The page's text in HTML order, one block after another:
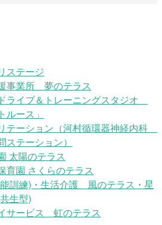
ステージ
事業所 夢のテラス
ライブ＆トレーニングスタジオ
ルース」
テーション（河村循環器神経内科
ステーション）
太陽のテラス
育園 さくらのテラス
訓練)・生活介護 風のテラス・星
生型)
サービス 虹のテラス